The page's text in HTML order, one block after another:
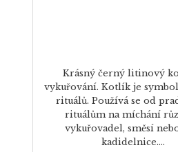
Krásný černý litinový
vykuřování. Kotlík je
rituálů. Používá se od
rituálům na míchání
vykuřovadel, směsí
kadidelnice....